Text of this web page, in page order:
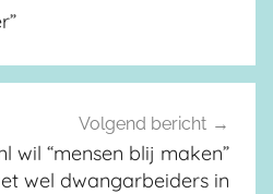
Volgend bericht
wil “mensen blij maken”
wel dwangarbeiders in